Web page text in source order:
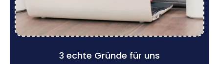
3 echte Gründe für uns